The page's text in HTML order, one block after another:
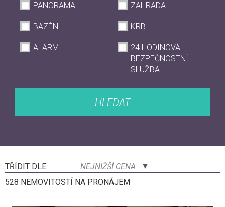
PANORAMA ZAHRADA
BAZÉN KRB
ALARM
24 HODINOVÁ
BEZPEČNOSTNÍ
SLUŽBA
HLEDAT
TŘÍDIT DLE:
NEJNIŽŠÍ CENA
528 NEMOVITOSTÍ NA PRONÁJEM